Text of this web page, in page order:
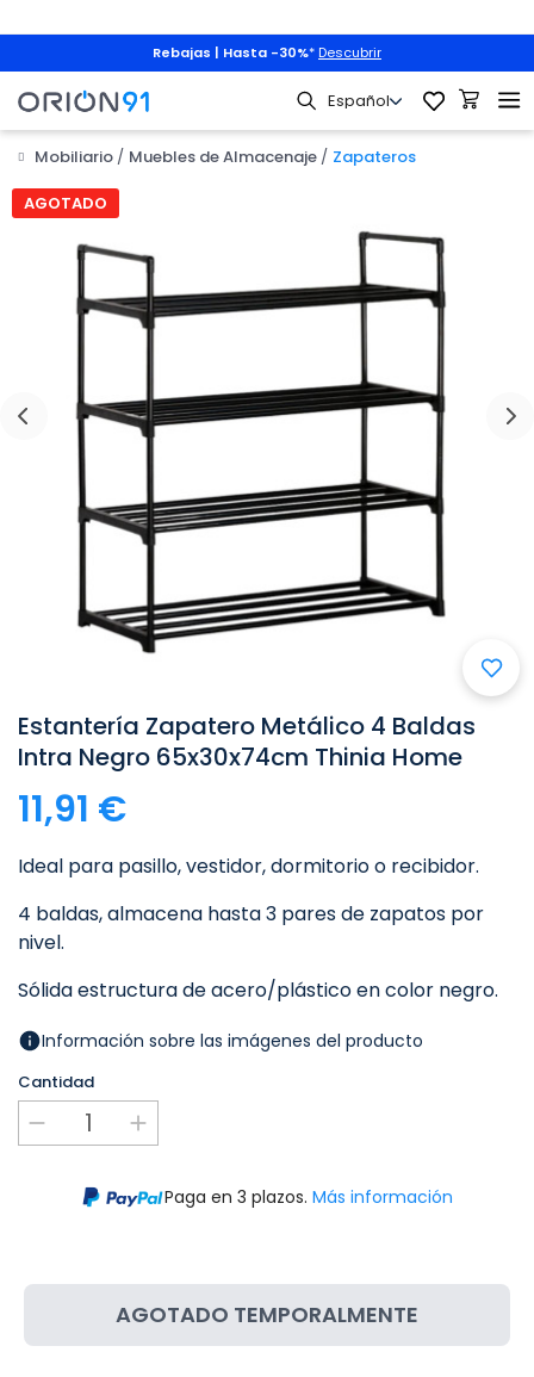
Rebajas | Hasta -30%* Descubrir
Mobiliario Muebles de Almacenaje Zapateros
AGOTADO

Estantería Zapatero Metálico 4 Baldas
Intra Negro 65x30x74cm Thinia Home
11,91 €
Ideal para pasillo, vestidor, dormitorio o recibidor.
4 baldas, almacena hasta 3 pares de zapatos por
nivel.
Sólida estructura de acero/plástico en color negro.
Información sobre las imágenes del producto
Cantidad
Paga en 3 plazos. Más información
AGOTADO TEMPORALMENTE